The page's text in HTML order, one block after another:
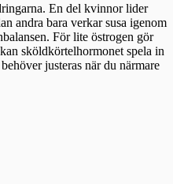
En del kvinnor lider
andra bara verkar susa igenom
För lite östrogen gör
sköldkörtelhormonet spela in
justeras när du närmare